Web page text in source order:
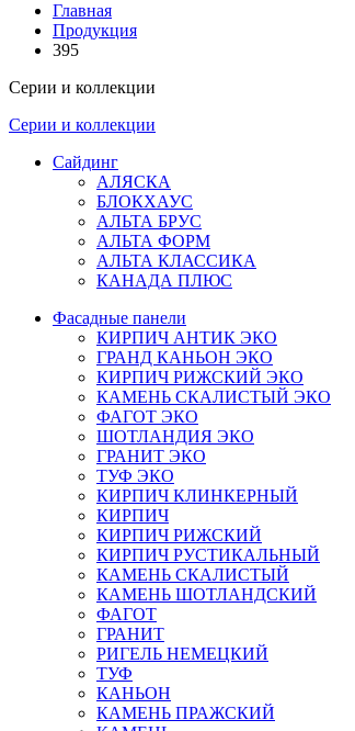
Главная
Продукция
395
Серии и коллекции
Серии и коллекции
Сайдинг
АЛЯСКА
БЛОКХАУС
АЛЬТА БРУС
АЛЬТА ФОРМ
АЛЬТА КЛАССИКА
КАНАДА ПЛЮС
Фасадные панели
КИРПИЧ АНТИК ЭКО
ГРАНД КАНЬОН ЭКО
КИРПИЧ РИЖСКИЙ ЭКО
КАМЕНЬ СКАЛИСТЫЙ ЭКО
ФАГОТ ЭКО
ШОТЛАНДИЯ ЭКО
ГРАНИТ ЭКО
ТУФ ЭКО
КИРПИЧ КЛИНКЕРНЫЙ
КИРПИЧ
КИРПИЧ РИЖСКИЙ
КИРПИЧ РУСТИКАЛЬНЫЙ
КАМЕНЬ СКАЛИСТЫЙ
КАМЕНЬ ШОТЛАНДСКИЙ
ФАГОТ
ГРАНИТ
РИГЕЛЬ НЕМЕЦКИЙ
ТУФ
КАНЬОН
КАМЕНЬ ПРАЖСКИЙ